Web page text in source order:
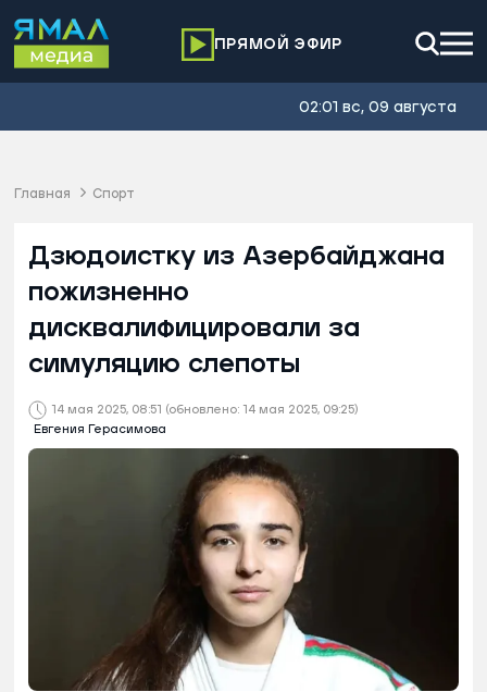
ПРЯМОЙ ЭФИР
02:01 вс, 09 августа
Главная Спорт
14 мая 2025, 08:51 (обновлено: 14 мая 2025, 09:25)
Евгения Герасимова
Дзюдоистку из Азербайджана
пожизненно
дисквалифицировали за
симуляцию слепоты